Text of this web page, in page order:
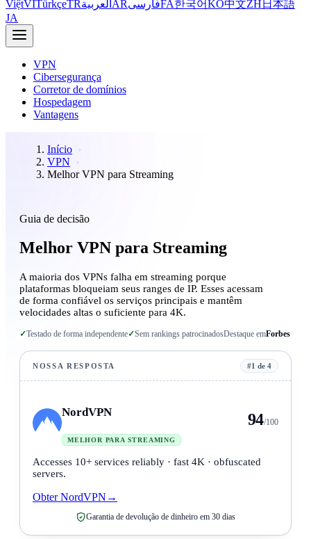
ViệtVITürkçeTRالعربية ARفارسیFA한국어KO中文ZH 日本語
JA
VPN
Cibersegurança
Corretor de domínios
Hospedagem
Vantagens
Início
VPN
Melhor VPN para Streaming
Guia de decisão
Melhor VPN para Streaming
A maioria dos VPNs falha em streaming porque
plataformas bloqueiam seus ranges de IP. Esses acessam
de forma confiável os serviços principais e mantêm
velocidades altas o suficiente para 4K.
✓Testado de forma independente✓Sem rankings patrocinadosDestaque emForbes
NOSSA RESPOSTA #1 de 4
NordVPN
MELHOR PARA STREAMING
94/100
Accesses 10+ services reliably · fast 4K · obfuscated
servers.
Obter NordVPN →
Garantia de devolução de dinheiro em 30 dias